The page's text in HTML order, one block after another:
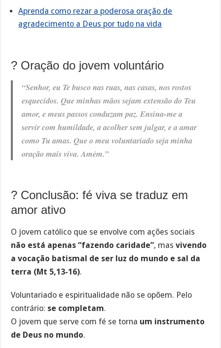
Aprenda como rezar a poderosa oração de
agradecimento a Deus por tudo na vida
? Oração do jovem voluntário
“Senhor, eu Te busco nas ruas, nas casas, nos rostos
esquecidos. Que minhas mãos sejam extensão do Teu
amor, e meus passos conduzam paz. Ensina-me a
servir com humildade, a acolher sem julgar, e a amar
como Tu amas. Que o meu voluntariado seja minha
oração mais viva. Amém.”
? Conclusão: fé viva se traduz em
amor ativo
O jovem católico que se envolve com ações sociais
não está apenas “fazendo caridade”, masvivendo
a vocação batismal de ser luz do mundo e sal da
terra (Mt 5,13-16).
Voluntariado e espiritualidade não se opõem. Pelo
contrário: se completam.
O jovem que serve com fé se torna um instrumento
de Deus no mundo.